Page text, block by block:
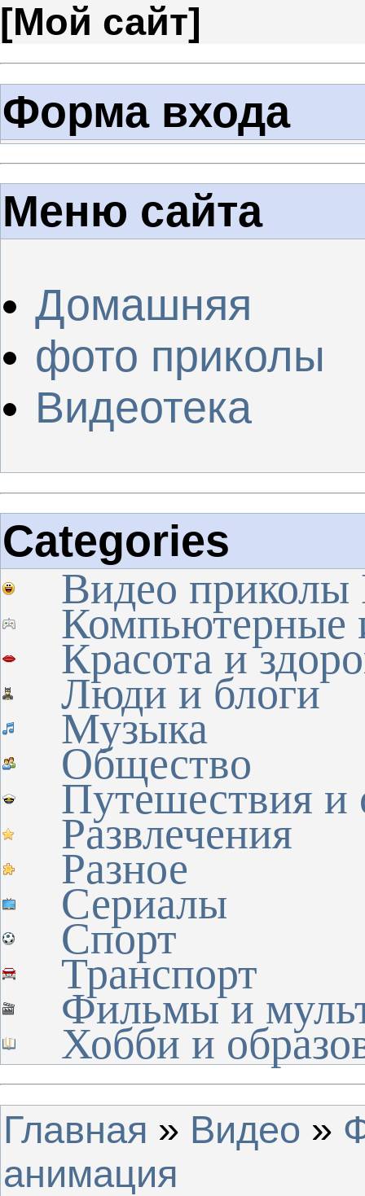
[Мой сайт]
Форма входа
Меню сайта
Домашняя
фото приколы
Видеотека
Categories
Видео
Компьютерные
Красота и
Люди и блоги
Музыка
Общество
Путешествия и
Развлечения
Разное
Сериалы
Спорт
Транспорт
Фильмы и
Хобби и
Главная » Видео »
анимация